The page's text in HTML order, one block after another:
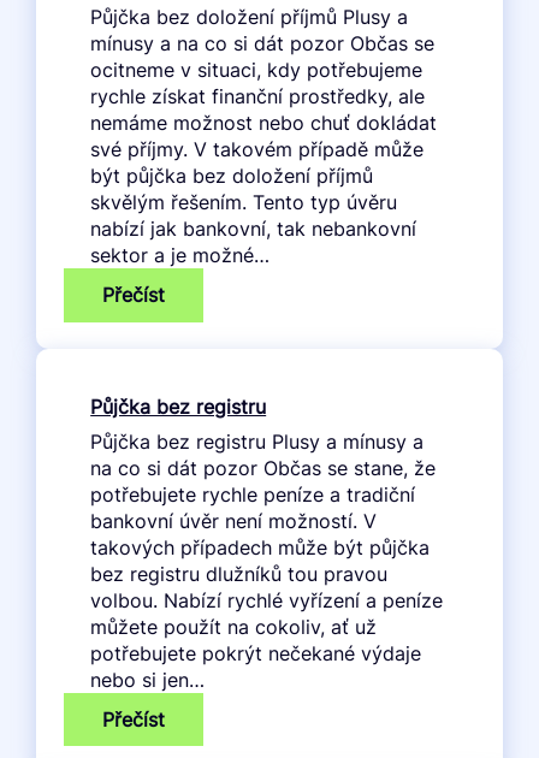
Půjčka bez doložení příjmů Plusy a
mínusy a na co si dát pozor Občas se
ocitneme v situaci, kdy potřebujeme
rychle získat finanční prostředky, ale
nemáme možnost nebo chuť dokládat
své příjmy. V takovém případě může
být půjčka bez doložení příjmů
skvělým řešením. Tento typ úvěru
nabízí jak bankovní, tak nebankovní
sektor a je možné…
Přečíst:
Půjčka
příjmů
Půjčka bez registru
Půjčka bez registru Plusy a mínusy a
na co si dát pozor Občas se stane, že
potřebujete rychle peníze a tradiční
bankovní úvěr není možností. V
takových případech může být půjčka
bez registru dlužníků tou pravou
volbou. Nabízí rychlé vyřízení a peníze
můžete použít na cokoliv, ať už
potřebujete pokrýt nečekané výdaje
nebo si jen…
Přečíst:
Půjčka